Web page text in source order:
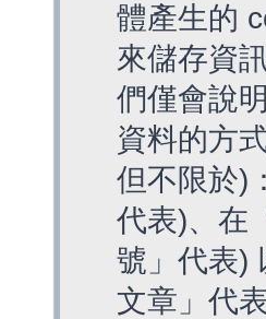
體產生的
來儲存資
們僅會說
資料的方
但不限於)
代表)、在
號」代表)
文章」代表